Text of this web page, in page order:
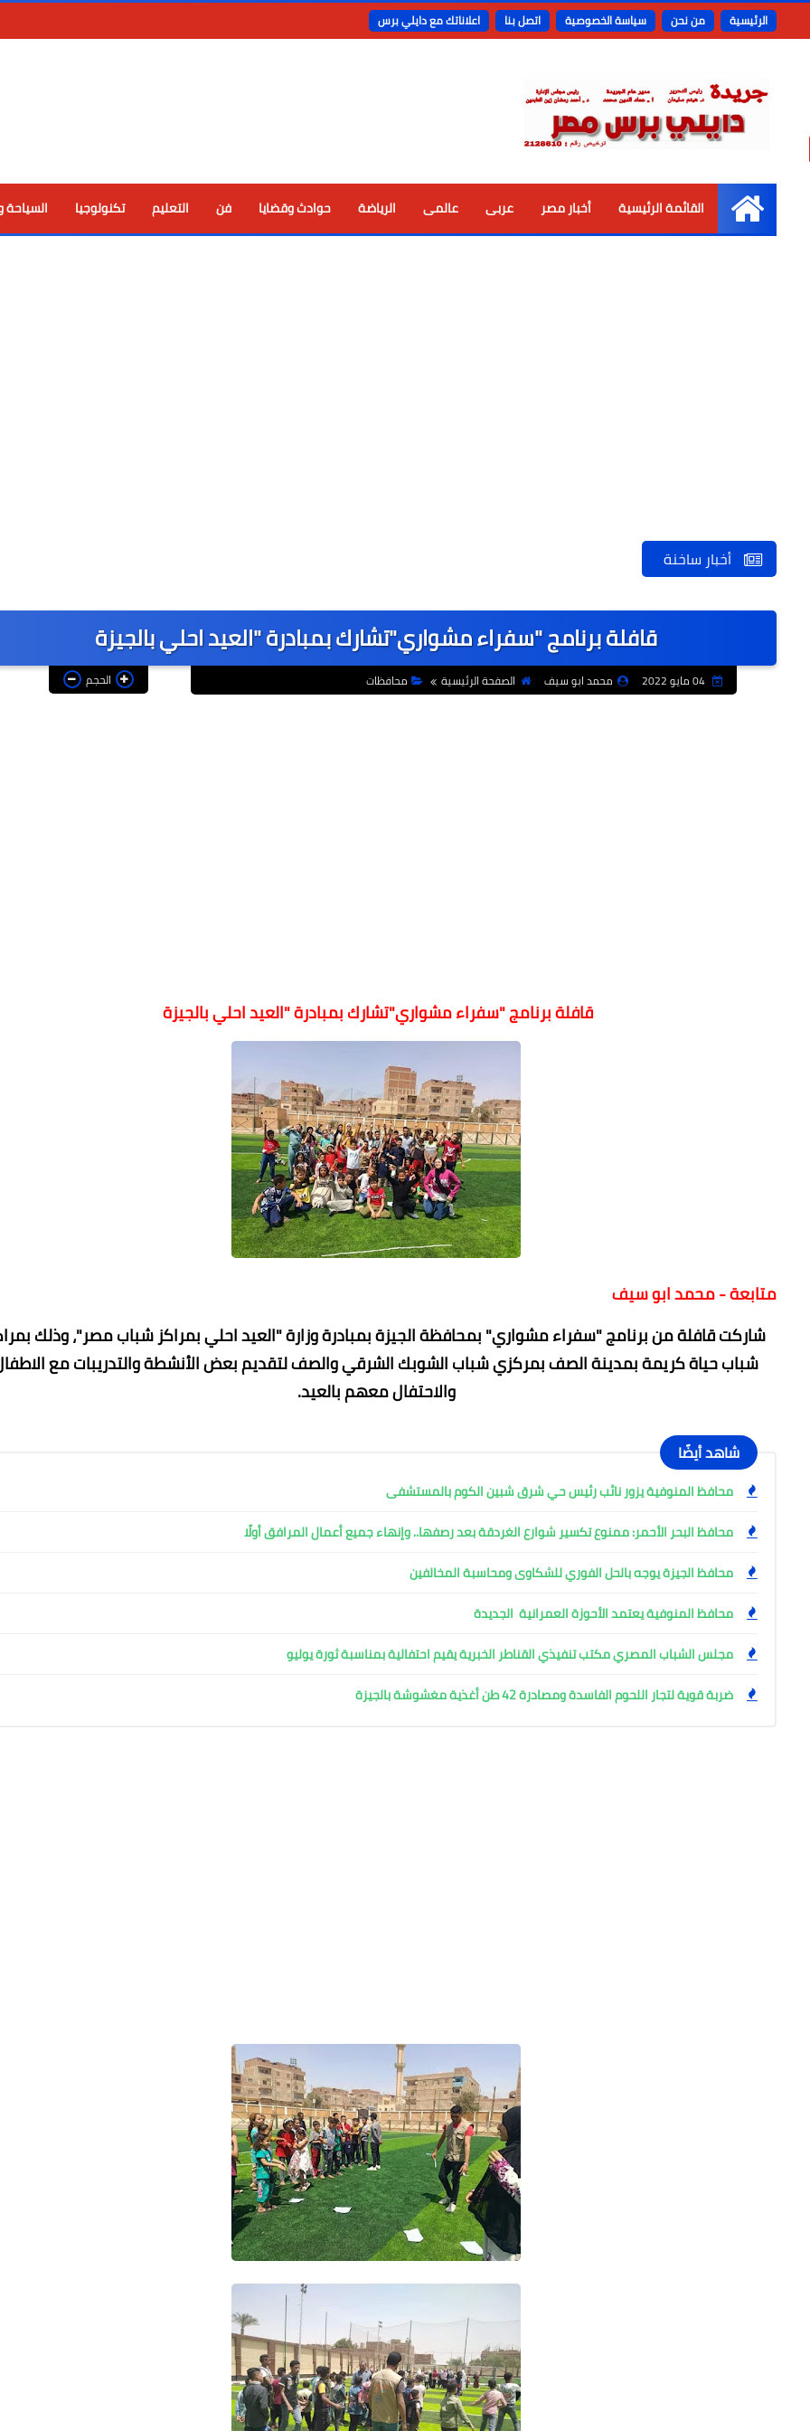
الرئيسية من نحن سياسة الخصوصية اتصل بنا اعلاناتك مع دايلي برس
الرئيسية
القائمة الرئيسية أخبار مصر عربى عالمى الرياضة حوادث وقضايا فن التعليم تكنولوجيا السياحة
أخبار ساخنة
قافلة برنامج "سفراء مشواري"تشارك بمبادرة "العيد احلي بالجيزة
04 مايو 2022 محمد ابو سيف الصفحة الرئيسية محافظات الحجم
قافلة برنامج "سفراء مشواري"تشارك بمبادرة "العيد احلي بالجيزة
متابعة - محمد ابو سيف
شاركت قافلة من برنامج "سفراء مشواري" بمحافظة الجيزة بمبادرة وزارة "العيد احلي بمراكز شباب مصر"، وذلك
شباب حياة كريمة بمدينة الصف بمركزي شباب الشوبك الشرقي والصف لتقديم بعض الأنشطة والتدريبات مع
والاحتفال معهم بالعيد.
شاهد أيضًا
محافظ المنوفية يزور نائب رئيس حي شرق شبين الكوم بالمستشفى
محافظ البحر الأحمر: ممنوع تكسير شوارع الغردقة بعد رصفها.. وإنهاء جميع أعمال المرافق أولًا
محافظ الجيزة يوجه بالحل الفوري للشكاوى ومحاسبة المخالفين
محافظ المنوفية يعتمد الأحوزة العمرانية الجديدة
مجلس الشباب المصري مكتب تنفيذي القناطر الخبرية يقيم احتفالية بمناسبة ثورة يوليو
ضربة قوية لتجار اللحوم الفاسدة ومصادرة 42 طن أغذية مغشوشة بالجيزة